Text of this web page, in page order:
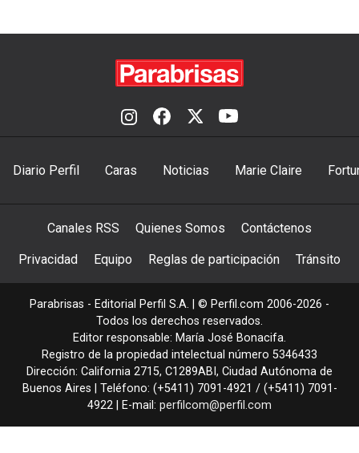
Diario Perfil Caras Noticias Marie Claire
Canales RSS Quienes Somos Contáctenos
Privacidad Equipo Reglas de participación Tránsito
Parabrisas - Editorial Perfil S.A. | © Perfil.com 2006-2026 -
Todos los derechos reservados.
Editor responsable: María José Bonacifa.
Registro de la propiedad intelectual número 5346433
Dirección: California 2715, C1289ABI , Ciudad Autónoma de
Buenos Aires | Teléfono: (+5411) 7091-4921 / (+5411) 7091-
4922 | E-mail: perfilcom@perfil.com